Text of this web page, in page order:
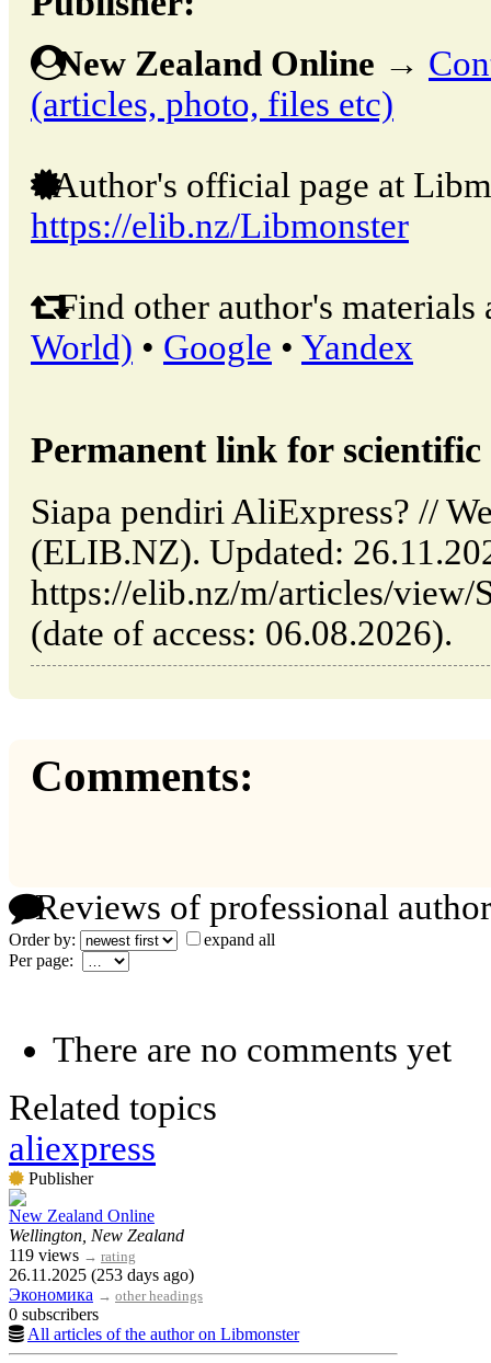
New Zealand Online →
(articles, photo, files etc)
Author's official page at
https://elib.nz/Libmonster
Find other author's materials
World) • Google • Yandex
Permanent link for
Siapa pendiri AliExpress? //
(ELIB.NZ). Updated:
https://elib.nz/m/articles/view/
(date of access: 06.08.2026).
Comments:
Reviews of professional
Order by:
expand all
Per page:
There are no comments yet
Related topics
aliexpress
Publisher
New Zealand Online
Wellington, New Zealand
119 views → rating
26.11.2025 (253 days ago)
Экономика → other headings
0 subscribers
All articles of the author on Libmonster